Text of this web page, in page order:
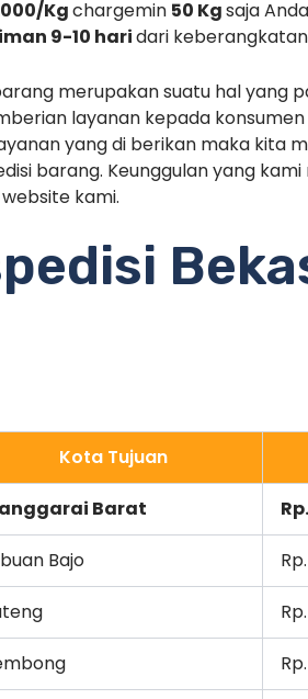
Kgchargemin 50 Kgsaja
9-10 haridari
merupakan suatu hal
layanan kepada
yang di berikan maka kita
barang. Keunggulan yang
kami.
Kota Tujuan
Barat
Bajo